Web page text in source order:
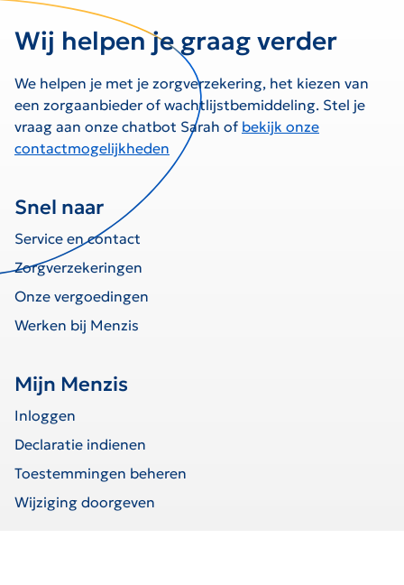
Wij helpen je graag verder
We helpen je met je zorgverzekering, het kiezen van
een zorgaanbieder of wachtlijstbemiddeling. Stel je
vraag aan onze chatbot Sarah of bekijk onze
contactmogelijkheden
Snel naar
Service en contact
Zorgverzekeringen
Onze vergoedingen
Werken bij Menzis
Mijn Menzis
Inloggen
Declaratie indienen
Toestemmingen beheren
Wijziging doorgeven